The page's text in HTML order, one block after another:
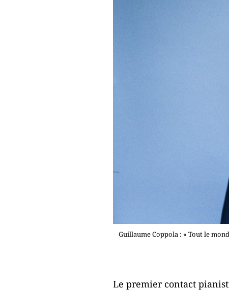
Guillaume Coppola : « Tout le
Le premier contact